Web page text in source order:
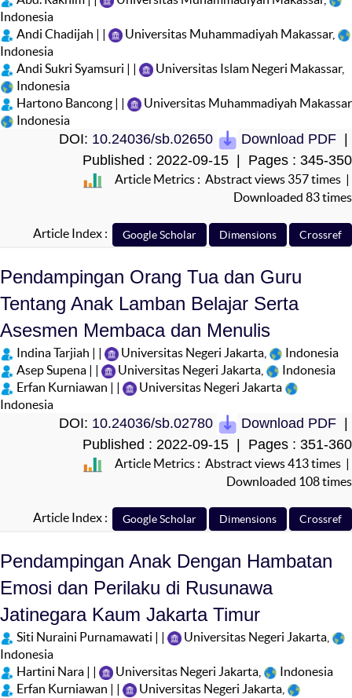
Indonesia
Andi Chadijah | |
Universitas Muhammadiyah Makassar,
Indonesia
Andi Sukri Syamsuri | |
Universitas Islam Negeri Makassar,
Indonesia
Hartono Bancong | |
Universitas Muhammadiyah Makassar
Indonesia
DOI: 10.24036/sb.02650 Download PDF |
Published : 2022-09-15 | Pages : 345-350
Article Metrics : Abstract views 357 times |
Downloaded 83 times
Article Index :
Pendampingan Orang Tua dan Guru
Tentang Anak Lamban Belajar Serta
Asesmen Membaca dan Menulis
Indina Tarjiah | | Universitas Negeri Jakarta,
Indonesia
Asep Supena | |
Universitas Negeri Jakarta,
Indonesia
Erfan Kurniawan | |
Universitas Negeri Jakarta
Indonesia
DOI: 10.24036/sb.02780 Download PDF |
Published : 2022-09-15 | Pages : 351-360
Article Metrics : Abstract views 413 times |
Downloaded 108 times
Article Index :
Pendampingan Anak Dengan Hambatan
Emosi dan Perilaku di Rusunawa
Jatinegara Kaum Jakarta Timur
Siti Nuraini Purnamawati | |
Universitas Negeri Jakarta,
Indonesia
Hartini Nara | |
Universitas Negeri Jakarta,
Indonesia
Erfan Kurniawan | |
Universitas Negeri Jakarta,